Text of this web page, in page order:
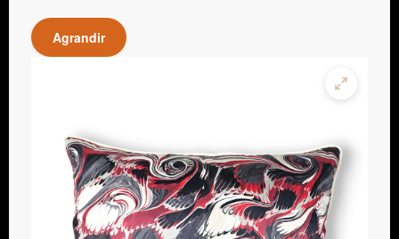
Agrandir